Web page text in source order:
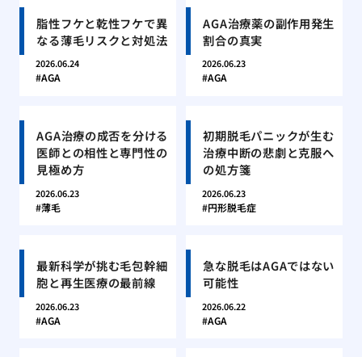
脂性フケと乾性フケで異
なる薄毛リスクと対処法
2026.06.24
AGA
AGA治療薬の副作用発生
割合の真実
2026.06.23
AGA
AGA治療の成否を分ける
医師との相性と専門性の
見極め方
2026.06.23
薄毛
初期脱毛パニックが生む
治療中断の悲劇と克服へ
の処方箋
2026.06.23
円形脱毛症
最新科学が挑む毛包幹細
胞と再生医療の最前線
2026.06.23
AGA
急な脱毛はAGAではない
可能性
2026.06.22
AGA